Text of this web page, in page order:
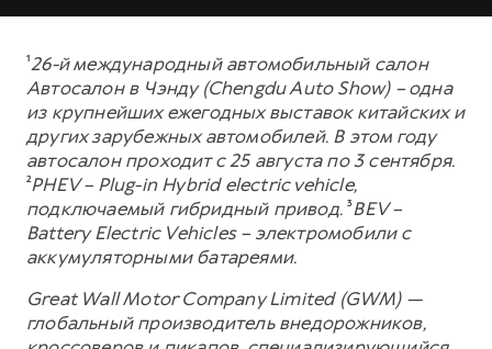
¹26-й международный автомобильный салон
Автосалон в Чэнду (Chengdu Auto Show) – одна
из крупнейших ежегодных выставок китайских и
других зарубежных автомобилей. В этом году
автосалон проходит с 25 августа по 3 сентября.
²PHEV – Plug-in Hybrid electric vehicle,
подключаемый гибридный привод.³BEV –
Battery Electric Vehicles – электромобили с
аккумуляторными батареями.
Great Wall Motor Company Limited (GWM) —
глобальный производитель внедорожников,